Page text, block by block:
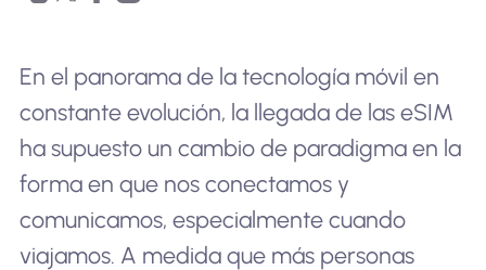
En el panorama de la tecnología móvil en
constante evolución, la llegada de las eSIM
ha supuesto un cambio de paradigma en la
forma en que nos conectamos y
comunicamos, especialmente cuando
viajamos. A medida que más personas